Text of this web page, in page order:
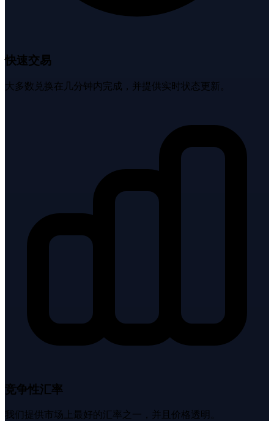
快速交易
大多数兑换在几分钟内完成，并提供实时状态更新。
竞争性汇率
我们提供市场上最好的汇率之一，并且价格透明。